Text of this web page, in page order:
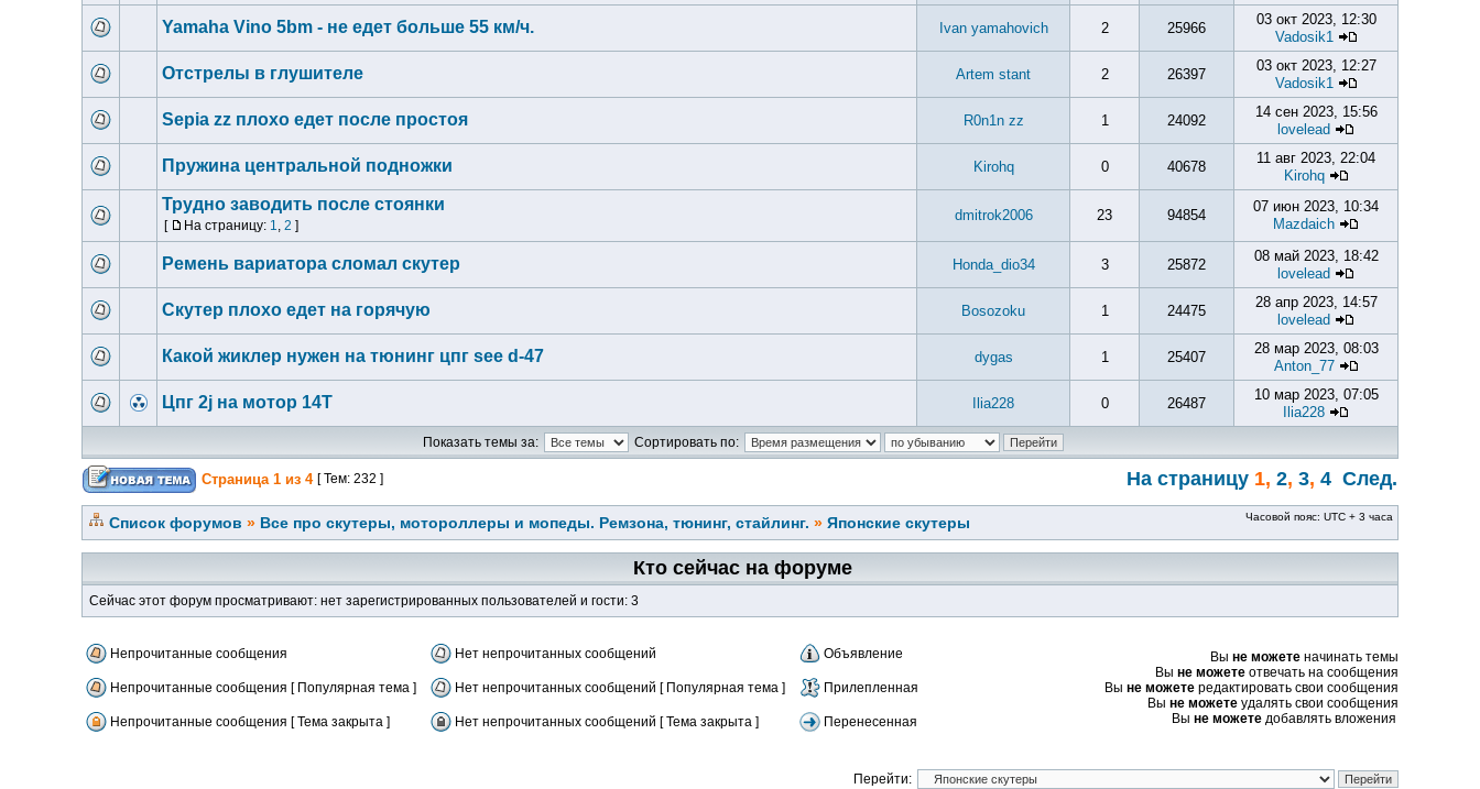
Yamaha Vino 5bm - не едет больше 55 км/ч. Ivan yamahovich 2 25966
03 окт 2023, 12:30
Vadosik1
Отстрелы в глушителе Artem stant 2 26397
03 окт 2023, 12:27
Vadosik1
Sepia zz плохо едет после простоя R0n1n zz 1 24092
14 сен 2023, 15:56
lovelead
Пружина центральной подножки Kirohq 0 40678
11 авг 2023, 22:04
Kirohq
Трудно заводить после стоянки
[ На страницу: 1, 2 ]
dmitrok2006 23 94854
07 июн 2023, 10:34
Mazdaich
Ремень вариатора сломал скутер Honda_dio34 3 25872
08 май 2023, 18:42
lovelead
Скутер плохо едет на горячую Bosozoku 1 24475
28 апр 2023, 14:57
lovelead
Какой жиклер нужен на тюнинг цпг see d-47 dygas 1 25407
28 мар 2023, 08:03
Anton_77
Цпг 2j на мотор 14Т Ilia228 0 26487
10 мар 2023, 07:05
Ilia228
Показать темы за: Сортировать по:
Страница 1 из 4 [ Тем: 232 ] На страницу 1, 2, 3, 4 След.
Список форумов » Все про скутеры, мотороллеры и мопеды. Ремзона, тюнинг, стайлинг. » Японские скутеры Часовой пояс: UTC + 3 часа
Кто сейчас на форуме
Сейчас этот форум просматривают: нет зарегистрированных пользователей и гости: 3
Непрочитанные сообщения Нет непрочитанных сообщений Объявление
Непрочитанные сообщения [ Популярная тема ] Нет непрочитанных сообщений [ Популярная тема ] Прилепленная
Непрочитанные сообщения [ Тема закрыта ] Нет непрочитанных сообщений [ Тема закрыта ] Перенесенная
Вы не можете начинать темы
Вы не можете отвечать на сообщения
Вы не можете редактировать свои сообщения
Вы не можете удалять свои сообщения
Вы не можете добавлять вложения
Перейти: